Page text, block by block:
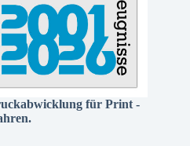
für Print -